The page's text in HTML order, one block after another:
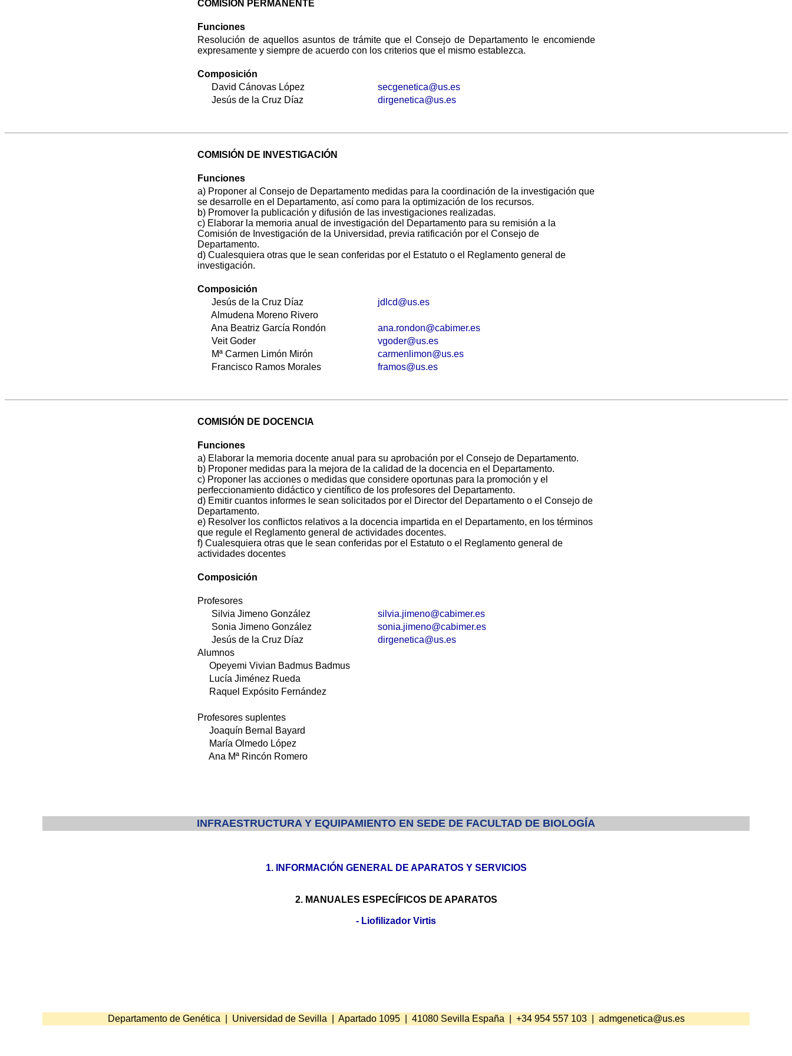
COMISIÓN PERMANENTE
Funciones
Resolución de aquellos asuntos de trámite que el Consejo de Departamento le encomiende
expresamente y siempre de acuerdo con los criterios que el mismo establezca.
Composición
David Cánovas López
secgenetica@us.es
Jesús de la Cruz Díaz
dirgenetica@us.es
COMISIÓN DE INVESTIGACIÓN
Funciones
a) Proponer al Consejo de Departamento medidas para la coordinación de la investigación que
se desarrolle en el Departamento, así como para la optimización de los recursos.
b) Promover la publicación y difusión de las investigaciones realizadas.
c) Elaborar la memoria anual de investigación del Departamento para su remisión a la
Comisión de Investigación de la Universidad, previa ratificación por el Consejo de
Departamento.
d) Cualesquiera otras que le sean conferidas por el Estatuto o el Reglamento general de
investigación.
Composición
Jesús de la Cruz Díaz
jdlcd@us.es
Almudena Moreno Rivero
Ana Beatriz García Rondón
ana.rondon@cabimer.es
Veit Goder
vgoder@us.es
Mª Carmen Limón Mirón
carmenlimon@us.es
Francisco Ramos Morales
framos@us.es
COMISIÓN DE DOCENCIA
Funciones
a) Elaborar la memoria docente anual para su aprobación por el Consejo de Departamento.
b) Proponer medidas para la mejora de la calidad de la docencia en el Departamento.
c) Proponer las acciones o medidas que considere oportunas para la promoción y el
perfeccionamiento didáctico y científico de los profesores del Departamento.
d) Emitir cuantos informes le sean solicitados por el Director del Departamento o el Consejo de
Departamento.
e) Resolver los conflictos relativos a la docencia impartida en el Departamento, en los términos
que regule el Reglamento general de actividades docentes.
f) Cualesquiera otras que le sean conferidas por el Estatuto o el Reglamento general de
actividades docentes
Composición
Profesores
Silvia Jimeno González
silvia.jimeno@cabimer.es
Sonia Jimeno González
sonia.jimeno@cabimer.es
Jesús de la Cruz Díaz
dirgenetica@us.es
Alumnos
Opeyemi Vivian Badmus Badmus
Lucía Jiménez Rueda
Raquel Expósito Fernández
Profesores suplentes
Joaquín Bernal Bayard
María Olmedo López
Ana Mª Rincón Romero
INFRAESTRUCTURA Y EQUIPAMIENTO EN SEDE DE FACULTAD DE BIOLOGÍA
1. INFORMACIÓN GENERAL DE APARATOS Y SERVICIOS
2. MANUALES ESPECÍFICOS DE APARATOS
- Liofilizador Virtis
Departamento de Genética | Universidad de Sevilla | Apartado 1095 | 41080 Sevilla España | +34 954 557 103 | admgenetica@us.es